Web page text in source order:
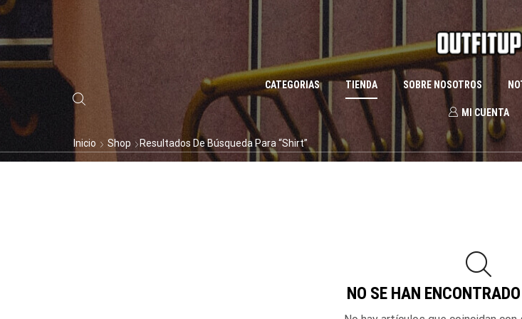
CATEGORIAS TIENDA SOBRE NOSOTROS
MI CUENTA
Inicio Shop Resultados De Búsqueda Para “Shirt”
NO SE HAN